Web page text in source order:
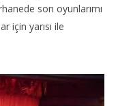
son oyunlarımı
için yarısı ile